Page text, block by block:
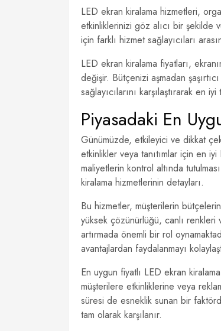
LED ekran kiralama hizmetleri,
etkinliklerinizi göz alıcı bir şekilde
için farklı hizmet sağlayıcıları
LED ekran kiralama fiyatları,
değişir. Bütçenizi aşmadan
sağlayıcılarını karşılaştırarak en
Piyasadaki En
Günümüzde, etkileyici ve dikkat
etkinlikler veya tanıtımlar için en
maliyetlerin kontrol altında
kiralama hizmetlerinin detayları.
Bu hizmetler, müşterilerin
yüksek çözünürlüğü, canlı renkleri
artırmada önemli bir rol
avantajlardan faydalanmayı
En uygun fiyatlı LED ekran
müşterilere etkinliklerine veya
süresi de esneklik sunan bir
tam olarak karşılanır.